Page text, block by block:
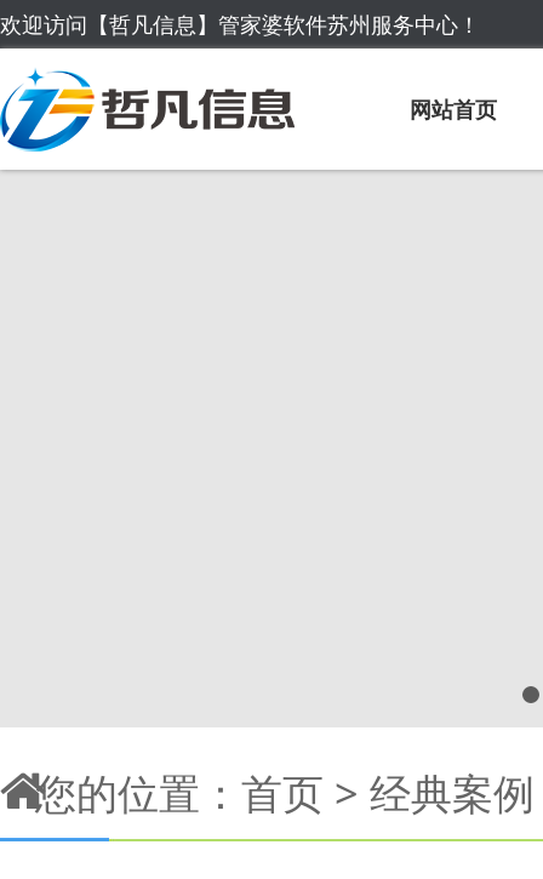
欢迎访问【哲凡信息】管家婆软件苏州服务中心！
网站首页
您的位置： 首页 > 经典案例